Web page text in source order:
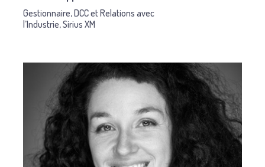
Gestionnaire, DCC et Relations avec
l’Industrie, Sirius XM